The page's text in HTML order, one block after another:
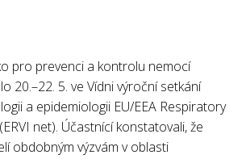
pro prevenci a kontrolu nemocí
20.–22. 5. ve Vídni výroční setkání
a epidemiologii EU/EEA Respiratory
net). Účastnící konstatovali, že
obdobným výzvám v oblasti